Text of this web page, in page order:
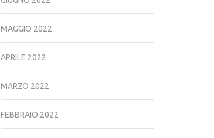
MAGGIO 2022
APRILE 2022
MARZO 2022
FEBBRAIO 2022